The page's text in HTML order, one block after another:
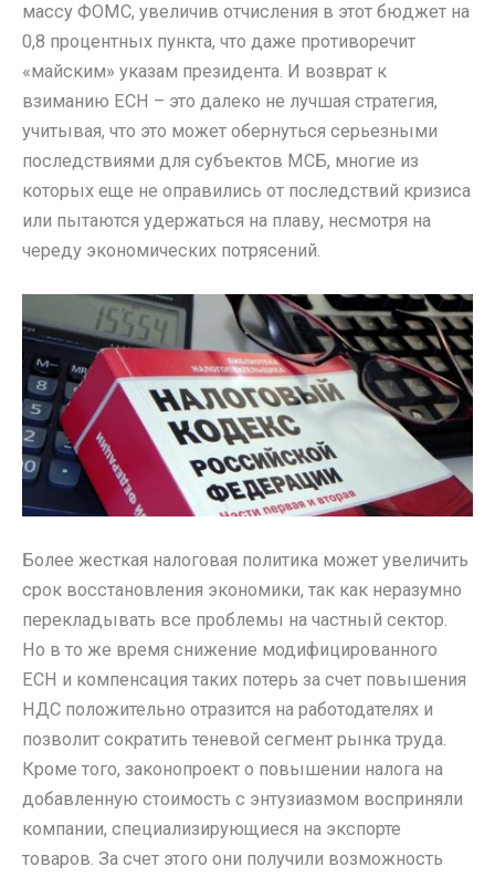
массу ФОМС, увеличив отчисления в этот бюджет на
0,8 процентных пункта, что даже противоречит
«майским» указам президента. И возврат к
взиманию ЕСН – это далеко не лучшая стратегия,
учитывая, что это может обернуться серьезными
последствиями для субъектов МСБ, многие из
которых еще не оправились от последствий кризиса
или пытаются удержаться на плаву, несмотря на
череду экономических потрясений.
Более жесткая налоговая политика может увеличить
срок восстановления экономики, так как неразумно
перекладывать все проблемы на частный сектор.
Но в то же время снижение модифицированного
ЕСН и компенсация таких потерь за счет повышения
НДС положительно отразится на работодателях и
позволит сократить теневой сегмент рынка труда.
Кроме того, законопроект о повышении налога на
добавленную стоимость с энтузиазмом восприняли
компании, специализирующиеся на экспорте
товаров. За счет этого они получили возможность